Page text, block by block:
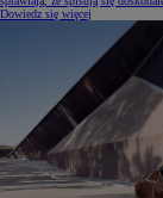
Dowiedz się więcej